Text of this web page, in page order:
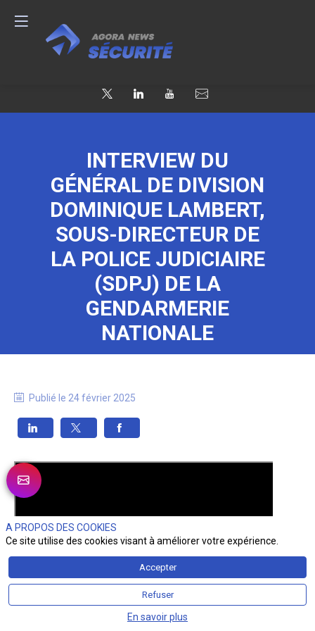
INTERVIEW DU
GÉNÉRAL DE DIVISION
DOMINIQUE LAMBERT,
SOUS-DIRECTEUR DE
LA POLICE JUDICIAIRE
(SDPJ) DE LA
GENDARMERIE
NATIONALE
Publié le 24 février 2025
A PROPOS DES COOKIES
Ce site utilise des cookies visant à améliorer votre expérience.
Accepter
Refuser
En savoir plus